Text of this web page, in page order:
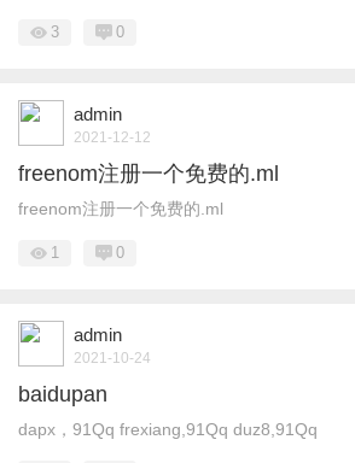
3 0
admin
2021-12-12
freenom注册一个免费的.ml
freenom注册一个免费的.ml
1 0
admin
2021-10-24
baidupan
dapx，91Qq frexiang,91Qq duz8,91Qq